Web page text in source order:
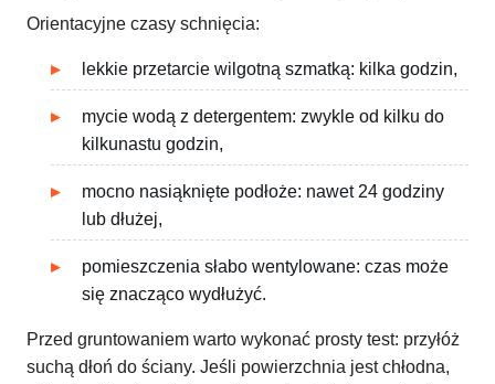
Orientacyjne czasy schnięcia:
lekkie przetarcie wilgotną szmatką: kilka godzin,
mycie wodą z detergentem: zwykle od kilku do
kilkunastu godzin,
mocno nasiąknięte podłoże: nawet 24 godziny
lub dłużej,
pomieszczenia słabo wentylowane: czas może
się znacząco wydłużyć.
Przed gruntowaniem warto wykonać prosty test: przyłóż
suchą dłoń do ściany. Jeśli powierzchnia jest chłodna,